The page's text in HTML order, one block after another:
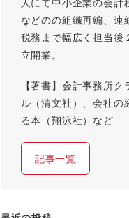
などのの組織再編、連
税務まで幅広く担当後
立開業。
【著書】会計事務所
ル（清文社）、会社の
る本（翔泳社）など
記事一覧